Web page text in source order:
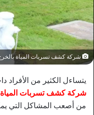
شركة كشف تسربات المياة
يتساءل الكثير من الأفراد
شركة كشف تسربات المياة
من أصعب المشاكل التي